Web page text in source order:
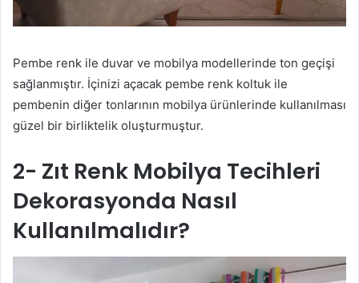
Pembe renk ile duvar ve mobilya modellerinde ton geçişi
sağlanmıştır. İçinizi açacak pembe renk koltuk ile
pembenin diğer tonlarının mobilya ürünlerinde kullanılması
güzel bir birliktelik oluşturmuştur.
2- Zıt Renk Mobilya Tecihleri
Dekorasyonda Nasıl
Kullanılmalıdır?